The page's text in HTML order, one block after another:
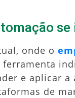
onde o
e aplicar a
de